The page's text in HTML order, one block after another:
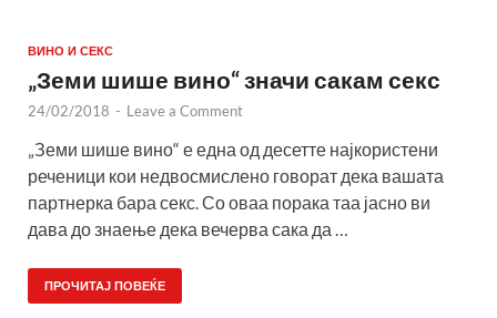
ВИНО И СЕКС
„Земи шише вино“ значи сакам секс
24/02/2018 - Leave a Comment
„Земи шише вино“ е една од десетте најкористени
реченици кои недвосмислено говорат дека вашата
партнерка бара секс. Со оваа порака таа јасно ви
дава до знаење дека вечерва сака да …
ПРОЧИТАЈ ПОВЕЌЕ